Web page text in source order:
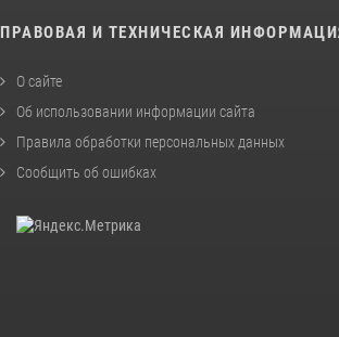
ПРАВОВАЯ И ТЕХНИЧЕСКАЯ
О сайте
Об использовании информации сайта
Правила обработки персональных данных
Сообщить об ошибках